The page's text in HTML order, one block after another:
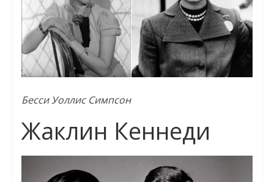
Бесси Уоллис Симпсон
Жаклин Кеннеди